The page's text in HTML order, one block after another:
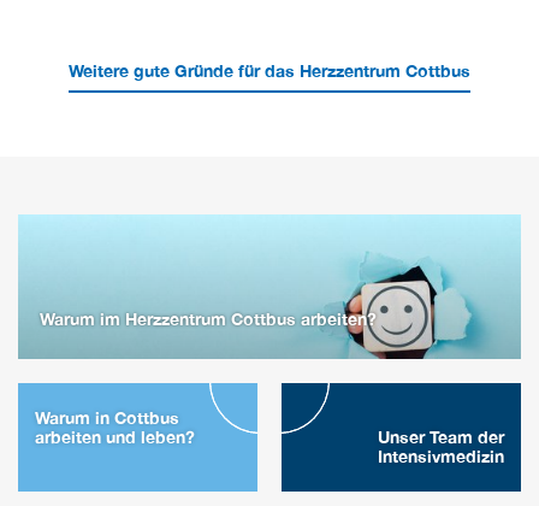
Weitere gute Gründe für das Herzzentrum Cottbus
Warum im Herzzentrum Cottbus arbeiten?
Warum in Cottbus
arbeiten und leben?
Unser Team der
Intensivmedizin